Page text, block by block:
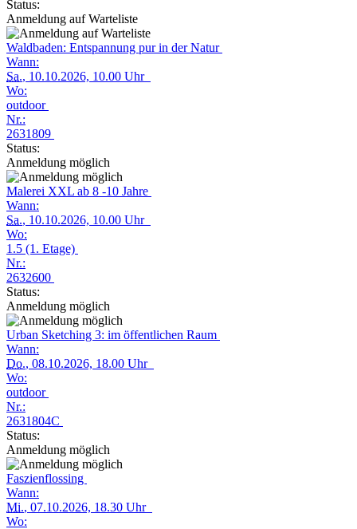
Status:
Anmeldung auf Warteliste
Waldbaden: Entspannung pur in der Natur
Wann:
Sa., 10.10.2026, 10.00 Uhr
Wo:
outdoor
Nr.:
2631809
Status:
Anmeldung möglich
Malerei XXL ab 8 -10 Jahre
Wann:
Sa., 10.10.2026, 10.00 Uhr
Wo:
1.5 (1. Etage)
Nr.:
2632600
Status:
Anmeldung möglich
Urban Sketching 3: im öffentlichen Raum
Wann:
Do., 08.10.2026, 18.00 Uhr
Wo:
outdoor
Nr.:
2631804C
Status:
Anmeldung möglich
Faszienflossing
Wann:
Mi., 07.10.2026, 18.30 Uhr
Wo: